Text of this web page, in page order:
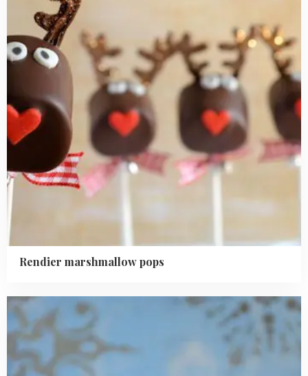
Rendier marshmallow pops
Read
more
about
Kerstmuts
marsepein